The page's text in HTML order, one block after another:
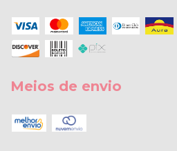
Meios de envio